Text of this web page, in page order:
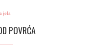
jela
POVRĆA